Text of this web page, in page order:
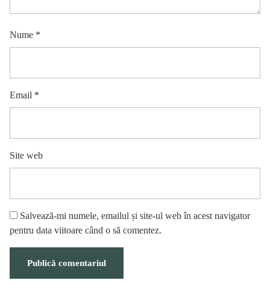
Nume *
Email *
Site web
Salvează-mi numele, emailul și site-ul web în acest navigator
pentru data viitoare când o să comentez.